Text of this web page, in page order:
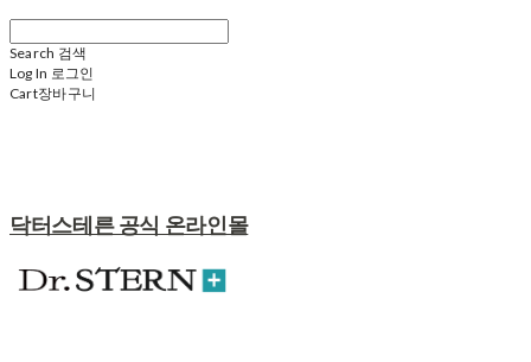
Search 검색
Log In 로그인
Cart장바구니
닥터스테른 공식 온라인몰